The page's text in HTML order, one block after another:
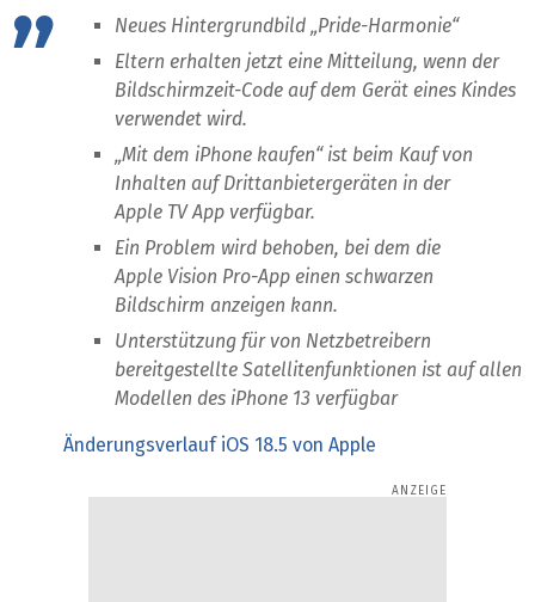
Neues Hintergrundbild „Pride-Harmonie“
Eltern erhalten jetzt eine Mitteilung, wenn der
Bildschirmzeit-Code auf dem Gerät eines Kindes
verwendet wird.
„Mit dem iPhone kaufen“ ist beim Kauf von
Inhalten auf Drittanbietergeräten in der
Apple TV App verfügbar.
Ein Problem wird behoben, bei dem die
Apple Vision Pro-App einen schwarzen
Bildschirm anzeigen kann.
Unterstützung für von Netzbetreibern
bereitgestellte Satellitenfunktionen ist auf allen
Modellen des iPhone 13 verfügbar
Änderungsverlauf iOS 18.5 von Apple